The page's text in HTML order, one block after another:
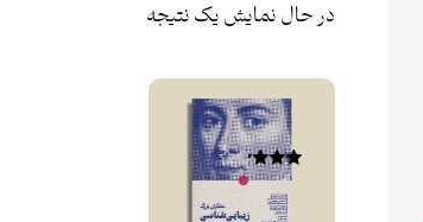
در حال نمایش یک نتیجه
امتیاز
۳.۰۰
از ۵